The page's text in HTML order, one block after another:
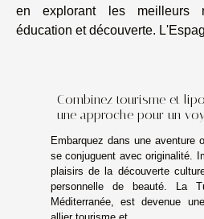
en explorant les meilleurs
éducation et découverte.
Combinez tourisme et
une approche pour un
Embarquez dans une aventure
se conjuguent avec originalité.
plaisirs de la découverte
personnelle de beauté. La
Méditerranée, est devenue